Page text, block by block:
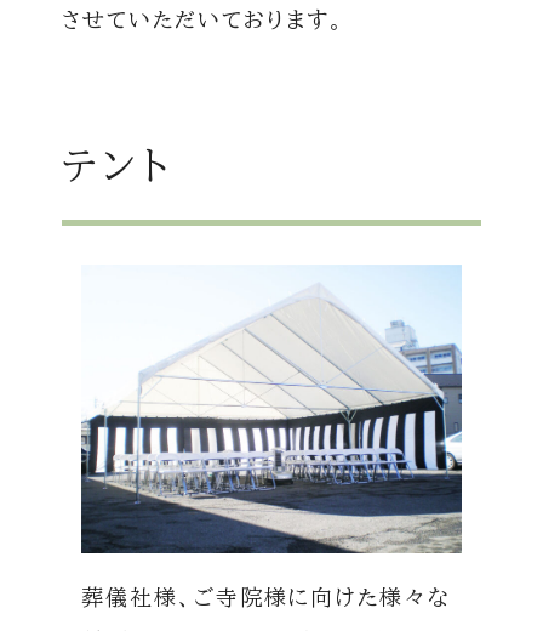
させていただいております。
テント
葬儀社様、ご寺院様に向けた様々な